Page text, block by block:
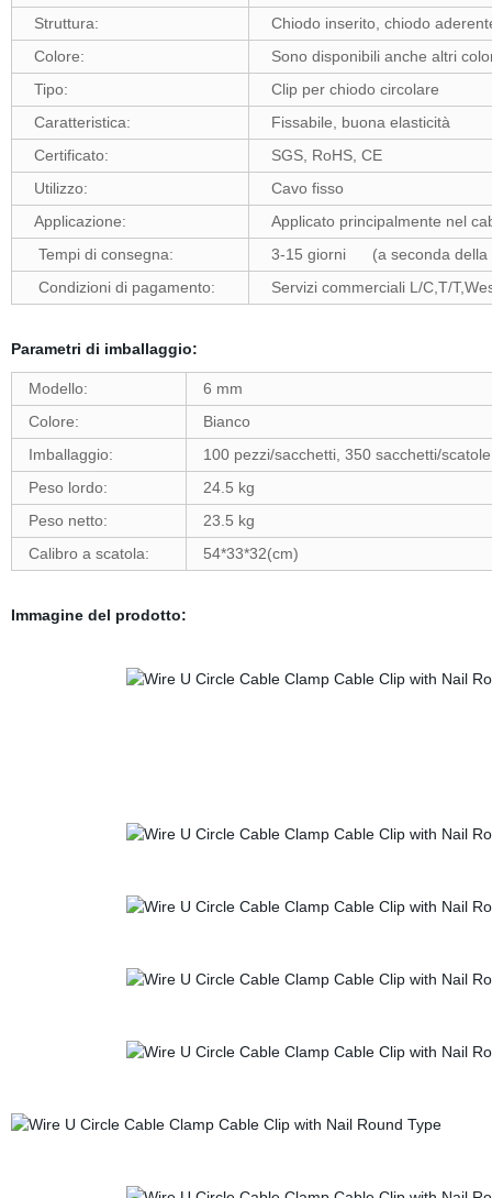
Struttura:
Chiodo inserito, chiodo
Colore:
Sono disponibili anche altri
Tipo:
Clip per chiodo circolare
Caratteristica:
Fissabile, buona elasticità
Certificato:
SGS, RoHS, CE
Utilizzo:
Cavo fisso
Applicazione:
Applicato principalmente nel
Tempi di consegna:
3-15 giorni (a seconda della
Condizioni di pagamento:
Servizi commerciali L/C,T/
Parametri di imballaggio:
Modello:
6 mm
Colore:
Bianco
Imballaggio:
100 pezzi/sacchetti, 350 sacchetti/scatole
Peso lordo:
24.5 kg
Peso netto:
23.5 kg
Calibro a scatola:
54*33*32(cm)
Immagine del prodotto: